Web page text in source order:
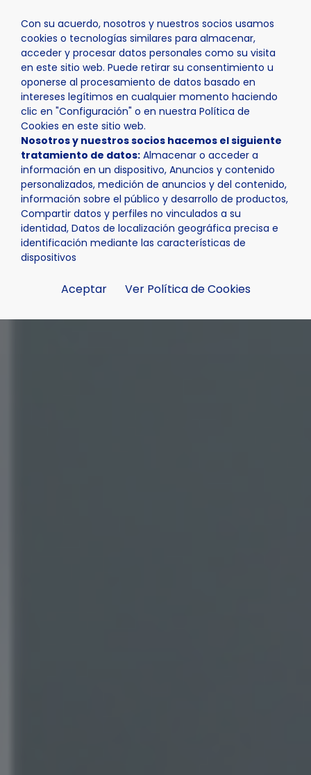
Con su acuerdo, nosotros y nuestros socios usamos
cookies o tecnologías similares para almacenar,
acceder y procesar datos personales como su visita
en este sitio web. Puede retirar su consentimiento u
oponerse al procesamiento de datos basado en
intereses legítimos en cualquier momento haciendo
clic en "Configuración" o en nuestra Política de
Cookies en este sitio web.
Nosotros y nuestros socios hacemos el siguiente
tratamiento de datos: Almacenar o acceder a
información en un dispositivo, Anuncios y contenido
personalizados, medición de anuncios y del contenido,
información sobre el público y desarrollo de productos,
Compartir datos y perfiles no vinculados a su
identidad, Datos de localización geográfica precisa e
identificación mediante las características de
dispositivos
Aceptar Ver Política de Cookies
Inicio Actualidad Noticias Noticia - Nuevas